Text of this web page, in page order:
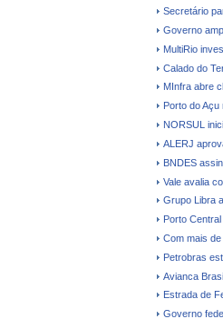
Secretário
Governo
MultiRio
Calado do
MInfra abre
Porto do
NORSUL
ALERJ
BNDES
Vale avalia
Grupo Libra
Porto
Com mais
Petrobras
Avianca
Estrada de
Governo